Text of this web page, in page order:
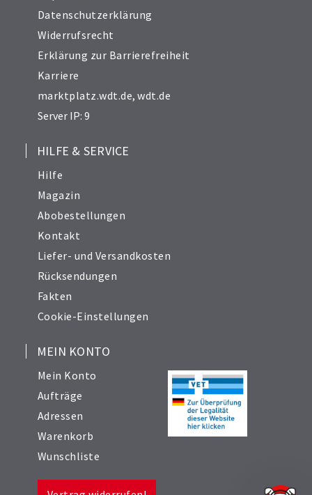
Datenschutzerklärung
Widerrufsrecht
Erklärung zur Barrierefreiheit
Karriere
marktplatz.wdt.de,wdt.de
Server IP: 9
HILFE & SERVICE
Hilfe
Magazin
Abobestellungen
Kontakt
Liefer- und Versandkosten
Rücksendungen
Fakten
Cookie-Einstellungen
MEIN KONTO
Mein Konto
Aufträge
Adressen
Warenkorb
Wunschliste